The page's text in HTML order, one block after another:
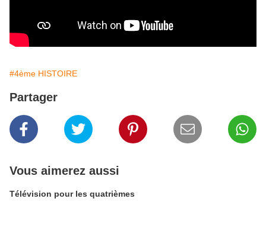
#4ème HISTOIRE
Partager
Vous aimerez aussi
Télévision pour les quatrièmes